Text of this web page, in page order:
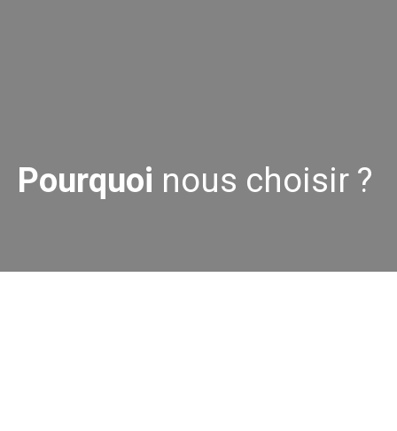
Pourquoi nous choisir ?